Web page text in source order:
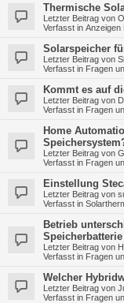
Thermische
Letzter Beitrag von
Verfasst in Anzeigen
Solarspeicher
Letzter Beitrag von
Verfasst in Fragen
Kommt es auf
Letzter Beitrag von
Verfasst in Fragen
Home
Letzter Beitrag von
Verfasst in Fragen
Einstellung
Letzter Beitrag von
Verfasst in
Betrieb
Speicherbatterie
Letzter Beitrag von
Verfasst in Fragen
Welcher
Letzter Beitrag von
Verfasst in Fragen